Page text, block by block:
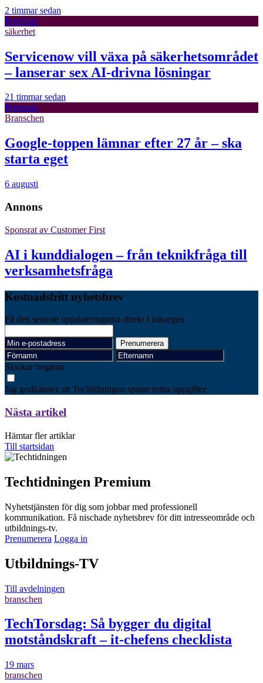
2 timmar sedan
Premium
säkerhet
Servicenow vill växa på säkerhetsområdet
– lanserar sex AI-drivna lösningar
21 timmar sedan
Premium
Branschen
Google-toppen lämnar efter 27 år – ska
starta eget
6 augusti
Annons
Sponsrat av Customer First
AI i kunddialogen – från teknikfråga till
verksamhetsfråga
Kostnadsfritt nyhetsbrev
Få den senaste uppdateringarna direkt i inkorgen.
Skickar begäran
Jag godkänner att Techtidningen sparar mina uppgifter
Nästa artikel
Hämtar fler artiklar
Till startsidan
Techtidningen Premium
Nyhetstjänsten för dig som jobbar med professionell
kommunikation. Få nischade nyhetsbrev för ditt intresseområde och
utbildnings-tv.
Prenumerera Logga in
Utbildnings-TV
Till avdelningen
branschen
TechTorsdag: Så bygger du digital
motståndskraft – it-chefens checklista
19 mars
branschen